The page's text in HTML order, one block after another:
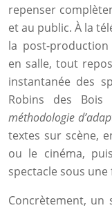
repenser
et au public. À la
la post-
en salle, tout
instantanée des
Robins des
méthodologie
textes sur scène,
ou le cinéma,
spectacle sous
Concrètement, un